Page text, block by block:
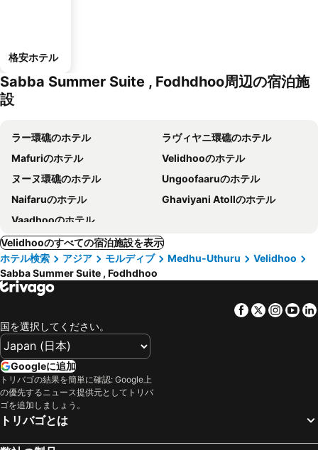
格安ホテル
Sabba Summer Suite , Fodhdhoo周辺の宿泊施
設
ラー環礁のホテル
ラヴィヤニ環礁のホテル
Mafuriのホテル
Velidhooのホテル
ヌーヌ環礁のホテル
Ungoofaaruのホテル
Naifaruのホテル
Ghaviyani Atollのホテル
Vaadhooのホテル
Velidhooのすべての宿泊施設を表示
ホテル検索
アジア モルディブ Medhu-Uthuru
Velidhoo
Sabba Summer Suite , Fodhdhoo
Facebook
Twitter
国を選択してください。
Googleに追加
トリバゴの結果を簡単に確認: Google上
の優先するニュース提供元としてトリバ
ゴを追加しましょう。
トリバゴとは